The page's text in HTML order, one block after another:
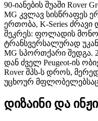
90-იანების შუაში
MG კვლავ სისწრაფეს
ერთობა, K-Series ძრავი
შეკრეს: ფოლადის
ტრანსვერსალურად
MG სპორთქარი შედგა.
დან ძველ Peugeot-ის
Rover შპს-ს დროს,
უცხოურ მფლობელებსაც
დიზაინი და